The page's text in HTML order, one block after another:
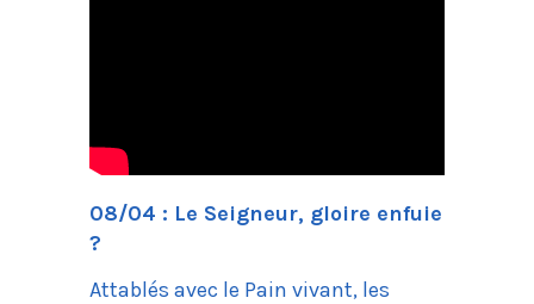
08/04 : Le Seigneur, gloire enfuie
?
Attablés avec le Pain vivant, les